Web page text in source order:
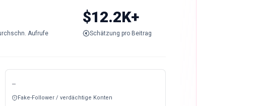
Aufrufe
$12.2K+
Schätzung pro Beitrag
-
Fake-Follower / verdächtige Konten